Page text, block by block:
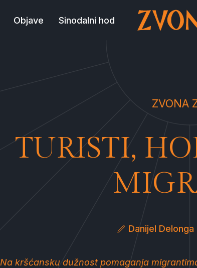
Objave Sinodalni hod
ZVONA
TURISTI,
Danijel Delonga
Na kršćansku dužnost pomaganja